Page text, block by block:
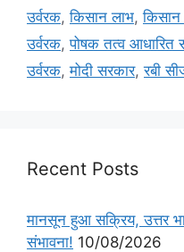
उर्वरक,किसान लाभ,किसान
उर्वरक,पोषक तत्व आधारित
उर्वरक,मोदी सरकार,रबी
Recent Posts
मानसून हुआ सक्रिय, उत्तर
संभावना! 10/08/2026